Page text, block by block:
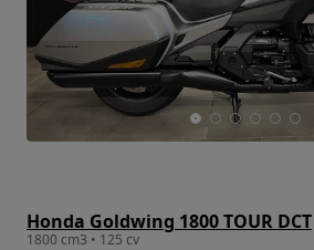
Honda Goldwing 1800 TOUR DCT
1800 cm3 • 125 cv